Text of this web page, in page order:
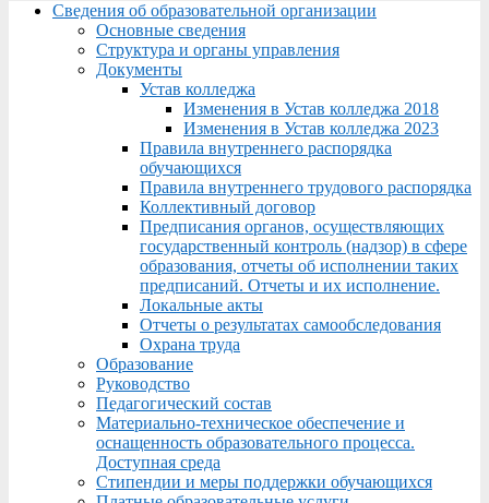
Menu
Сведения об образовательной организации
Основные сведения
Структура и органы управления
Документы
Устав колледжа
Изменения в Устав колледжа 2018
Изменения в Устав колледжа 2023
Правила внутреннего распорядка
обучающихся
Правила внутреннего трудового распорядка
Коллективный договор
Предписания органов, осуществляющих
государственный контроль (надзор) в сфере
образования, отчеты об исполнении таких
предписаний. Отчеты и их исполнение.
Локальные акты
Отчеты о результатах самообследования
Охрана труда
Образование
Руководство
Педагогический состав
Материально-техническое обеспечение и
оснащенность образовательного процесса.
Доступная среда
Стипендии и меры поддержки обучающихся